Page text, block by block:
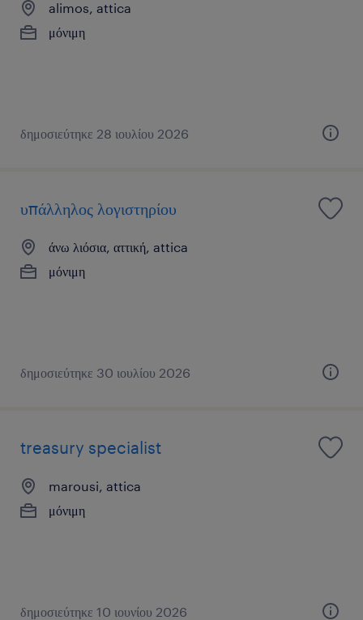
alimos, attica
μόνιμη
δημοσιεύτηκε 28 ιουλίου 2026
υπάλληλος λογιστηρίου
άνω λιόσια, αττική, attica
μόνιμη
δημοσιεύτηκε 30 ιουλίου 2026
treasury specialist
marousi, attica
μόνιμη
δημοσιεύτηκε 10 ιουνίου 2026